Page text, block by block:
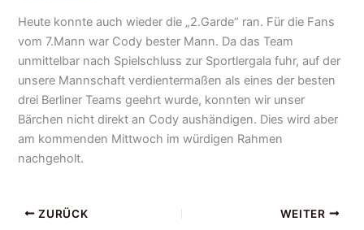
Heute konnte auch wieder die „2.Garde“ ran. Für die Fans
vom 7.Mann war Cody bester Mann. Da das Team
unmittelbar nach Spielschluss zur Sportlergala fuhr, auf der
unsere Mannschaft verdientermaßen als eines der besten
drei Berliner Teams geehrt wurde, konnten wir unser
Bärchen nicht direkt an Cody aushändigen. Dies wird aber
am kommenden Mittwoch im würdigen Rahmen
nachgeholt.
ZURÜCK WEITER